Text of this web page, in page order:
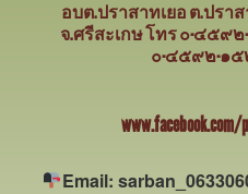
อบต.ปราสาทเยอ ต.ปรา
จ.ศรีสะเกษโทร ๐-๔๕๙๒
๐-๔๕๙๒-๑
www.facebook.com/
Email: